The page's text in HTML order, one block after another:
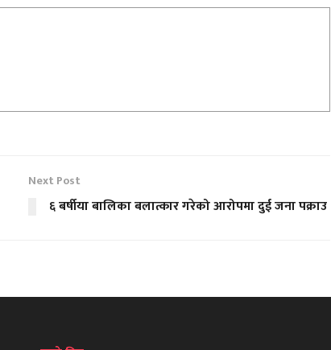
Next Post
६ बर्षीया बालिका बलात्कार गरेको आरोपमा दुई जना पक्राउ